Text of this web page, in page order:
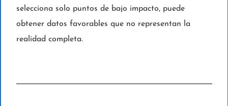
selecciona solo puntos de bajo impacto, puede
obtener datos favorables que no representan la
realidad completa.